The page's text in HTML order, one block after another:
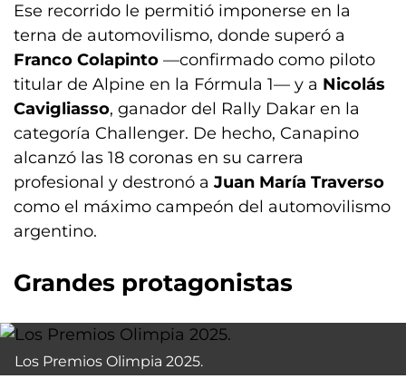
Ese recorrido le permitió imponerse en la
terna de automovilismo, donde superó a
Franco Colapinto —confirmado como piloto
titular de Alpine en la Fórmula 1— y a Nicolás
Cavigliasso, ganador del Rally Dakar en la
categoría Challenger. De hecho, Canapino
alcanzó las 18 coronas en su carrera
profesional y destronó a Juan María Traverso
como el máximo campeón del automovilismo
argentino.
Grandes protagonistas
Los Premios Olimpia 2025.